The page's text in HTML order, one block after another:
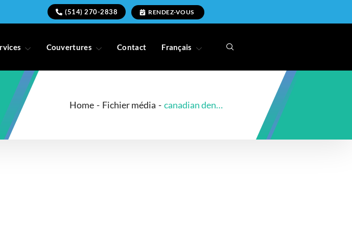
(514) 270-2838 RENDEZ-VOUS
Couvertures Contact Français
Home - Fichier média - canadian dental benefit